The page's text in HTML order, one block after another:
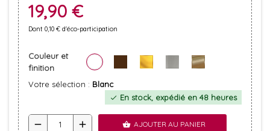
19,90 €
Dont 0,10 € d'éco-participation
Couleur et
finition
Votre sélection : Blanc
check En stock, expédié en 48 heures
remove add shopping_basket AJOUTER AU PANIER